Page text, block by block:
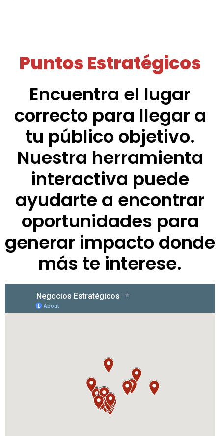
Puntos Estratégicos
Encuentra el lugar
correcto para llegar a
tu público objetivo.
Nuestra herramienta
interactiva puede
ayudarte a encontrar
oportunidades para
generar impacto donde
más te interese.